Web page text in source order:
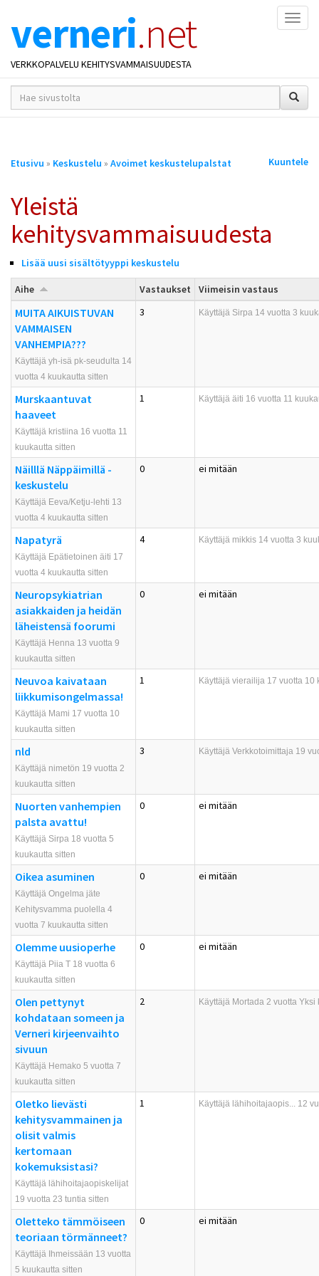
verneri.net
VERKKOPALVELU KEHITYSVAMMAISUUDESTA
hakusana(t)
*
Olet
Etusivu » Keskustelu » Avoimet keskustelupalstat Kuuntele
Yleistä
kehitysvammaisuudesta
Lisää uusi sisältötyyppi keskustelu
Aihe Vastaukset Viimeisin vastaus
MUITA AIKUISTUVAN
VAMMAISEN
VANHEMPIA???
Käyttäjä yh-isä pk-seudulta 14
vuotta 4 kuukautta sitten
3 Käyttäjä Sirpa 14 vuotta 3
Murskaantuvat
haaveet
Käyttäjä kristiina 16 vuotta 11
kuukautta sitten
1 Käyttäjä äiti 16 vuotta 11
Näilllä Näppäimillä -
keskustelu
Käyttäjä Eeva/Ketju-lehti 13
vuotta 4 kuukautta sitten
0 ei mitään
Napatyrä
Käyttäjä Epätietoinen äiti 17
vuotta 4 kuukautta sitten
4 Käyttäjä mikkis 14 vuotta 3
Neuropsykiatrian
asiakkaiden ja heidän
läheistensä foorumi
Käyttäjä Henna 13 vuotta 9
kuukautta sitten
0 ei mitään
Neuvoa kaivataan
liikkumisongelmassa!
Käyttäjä Mami 17 vuotta 10
kuukautta sitten
1 Käyttäjä vierailija 17 vuotta 10
nld
Käyttäjä nimetön 19 vuotta 2
kuukautta sitten
3 Käyttäjä Verkkotoimittaja 19
Nuorten vanhempien
palsta avattu!
Käyttäjä Sirpa 18 vuotta 5
kuukautta sitten
0 ei mitään
Oikea asuminen
Käyttäjä Ongelma jäte
Kehitysvamma puolella 4
vuotta 7 kuukautta sitten
0 ei mitään
Olemme uusioperhe
Käyttäjä Piia T 18 vuotta 6
kuukautta sitten
0 ei mitään
Olen pettynyt
kohdataan someen ja
Verneri kirjeenvaihto
sivuun
Käyttäjä Hemako 5 vuotta 7
kuukautta sitten
2 Käyttäjä Mortada 2 vuotta Yksi
Oletko lievästi
kehitysvammainen ja
olisit valmis
kertomaan
kokemuksistasi?
Käyttäjä lähihoitajaopiskelijat
19 vuotta 23 tuntia sitten
1 Käyttäjä lähihoitajaopis... 12
Oletteko tämmöiseen
teoriaan törmänneet?
Käyttäjä Ihmeissään 13 vuotta
5 kuukautta sitten
0 ei mitään